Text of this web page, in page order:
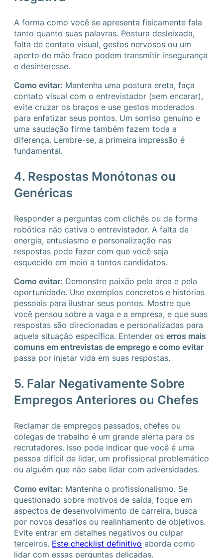
A forma como você se apresenta fisicamente fala
tanto quanto suas palavras. Postura desleixada,
falta de contato visual, gestos nervosos ou um
aperto de mão fraco podem transmitir insegurança
e desinteresse.
Como evitar: Mantenha uma postura ereta, faça
contato visual com o entrevistador (sem encarar),
evite cruzar os braços e use gestos moderados
para enfatizar seus pontos. Um sorriso genuíno e
uma saudação firme também fazem toda a
diferença. Lembre-se, a primeira impressão é
fundamental.
4. Respostas Monótonas ou
Genéricas
Responder a perguntas com clichês ou de forma
robótica não cativa o entrevistador. A falta de
energia, entusiasmo e personalização nas
respostas pode fazer com que você seja
esquecido em meio a tantos candidatos.
Como evitar: Demonstre paixão pela área e pela
oportunidade. Use exemplos concretos e histórias
pessoais para ilustrar seus pontos. Mostre que
você pensou sobre a vaga e a empresa, e que suas
respostas são direcionadas e personalizadas para
aquela situação específica. Entender os erros mais
comuns em entrevistas de emprego e como evitar
passa por injetar vida em suas respostas.
5. Falar Negativamente Sobre
Empregos Anteriores ou Chefes
Reclamar de empregos passados, chefes ou
colegas de trabalho é um grande alerta para os
recrutadores. Isso pode indicar que você é uma
pessoa difícil de lidar, um profissional problemático
ou alguém que não sabe lidar com adversidades.
Como evitar: Mantenha o profissionalismo. Se
questionado sobre motivos de saída, foque em
aspectos de desenvolvimento de carreira, busca
por novos desafios ou realinhamento de objetivos.
Evite entrar em detalhes negativos ou culpar
terceiros. Este checklist definitivo aborda como
lidar com essas perguntas delicadas.